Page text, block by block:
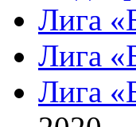
Лига
Лига
Лига